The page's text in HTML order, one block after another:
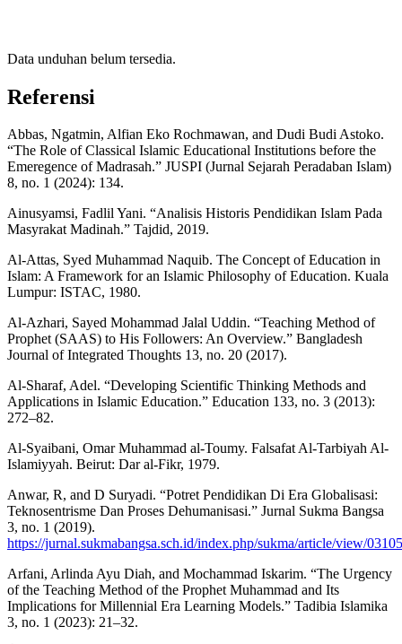
Data unduhan belum tersedia.
Referensi
Abbas, Ngatmin, Alfian Eko Rochmawan, and Dudi Budi Astoko.
“The Role of Classical Islamic Educational Institutions before the
Emeregence of Madrasah.” JUSPI (Jurnal Sejarah Peradaban Islam)
8, no. 1 (2024): 134.
Ainusyamsi, Fadlil Yani. “Analisis Historis Pendidikan Islam Pada
Masyrakat Madinah.” Tajdid, 2019.
Al-Attas, Syed Muhammad Naquib. The Concept of Education in
Islam: A Framework for an Islamic Philosophy of Education. Kuala
Lumpur: ISTAC, 1980.
Al-Azhari, Sayed Mohammad Jalal Uddin. “Teaching Method of
Prophet (SAAS) to His Followers: An Overview.” Bangladesh
Journal of Integrated Thoughts 13, no. 20 (2017).
Al-Sharaf, Adel. “Developing Scientific Thinking Methods and
Applications in Islamic Education.” Education 133, no. 3 (2013):
272–82.
Al-Syaibani, Omar Muhammad al-Toumy. Falsafat Al-Tarbiyah Al-
Islamiyyah. Beirut: Dar al-Fikr, 1979.
Anwar, R, and D Suryadi. “Potret Pendidikan Di Era Globalisasi:
Teknosentrisme Dan Proses Dehumanisasi.” Jurnal Sukma Bangsa
3, no. 1 (2019).
https://jurnal.sukmabangsa.sch.id/index.php/sukma/article/view/
Arfani, Arlinda Ayu Diah, and Mochammad Iskarim. “The Urgency
of the Teaching Method of the Prophet Muhammad and Its
Implications for Millennial Era Learning Models.” Tadibia Islamika
3, no. 1 (2023): 21–32.